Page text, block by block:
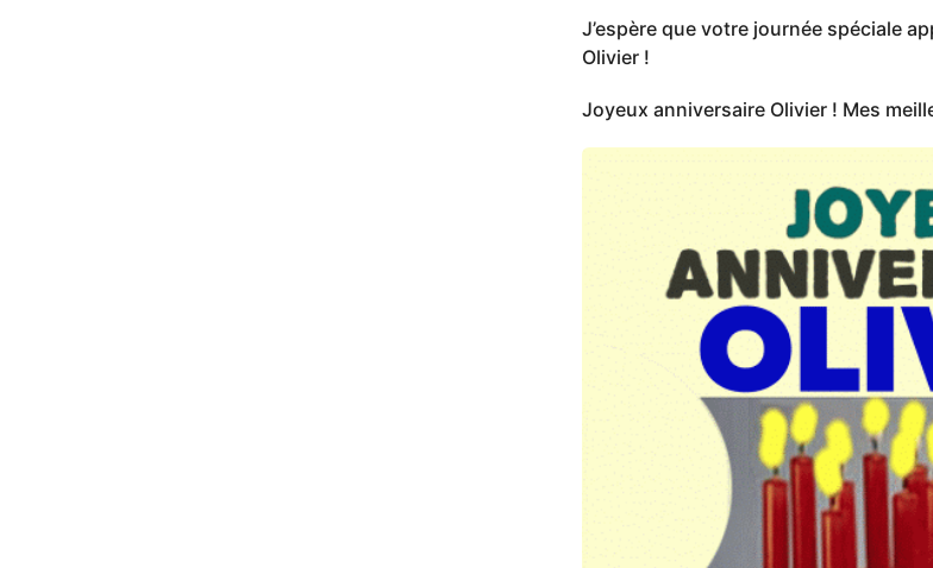
J’espère que votre journée spéciale
Olivier !
Joyeux anniversaire Olivier ! Mes